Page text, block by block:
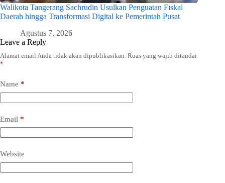
Walikota Tangerang Sachrudin Usulkan Penguatan Fiskal
Daerah hingga Transformasi Digital ke Pemerintah Pusat
Agustus 7, 2026
Leave a Reply
Alamat email Anda tidak akan dipublikasikan. Ruas yang wajib ditandai
*
Name *
Email *
Website